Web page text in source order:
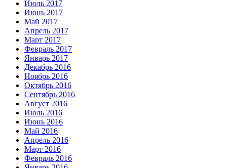
Июль 2017
Июнь 2017
Май 2017
Апрель 2017
Март 2017
Февраль 2017
Январь 2017
Декабрь 2016
Ноябрь 2016
Октябрь 2016
Сентябрь 2016
Август 2016
Июль 2016
Июнь 2016
Май 2016
Апрель 2016
Март 2016
Февраль 2016